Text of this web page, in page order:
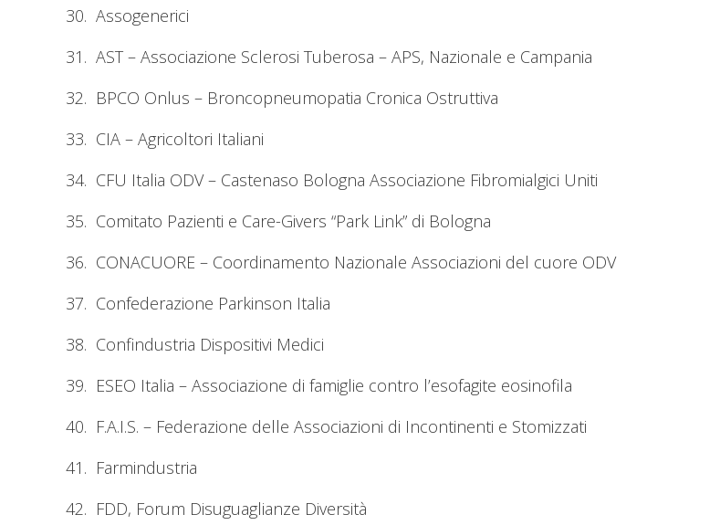
30. Assogenerici
31. AST – Associazione Sclerosi Tuberosa – APS, Nazionale e Campania
32. BPCO Onlus – Broncopneumopatia Cronica Ostruttiva
33. CIA – Agricoltori Italiani
34. CFU Italia ODV – Castenaso Bologna Associazione Fibromialgici Uniti
35. Comitato Pazienti e Care-Givers “Park Link” di Bologna
36. CONACUORE – Coordinamento Nazionale Associazioni del cuore ODV
37. Confederazione Parkinson Italia
38. Confindustria Dispositivi Medici
39. ESEO Italia – Associazione di famiglie contro l’esofagite eosinofila
40. F.A.I.S. – Federazione delle Associazioni di Incontinenti e Stomizzati
41. Farmindustria
42. FDD, Forum Disuguaglianze Diversità